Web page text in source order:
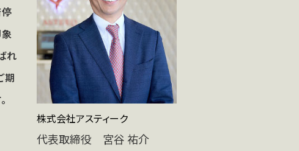
れ
期
株式会社アスティーク
代表取締役 宮谷 祐介